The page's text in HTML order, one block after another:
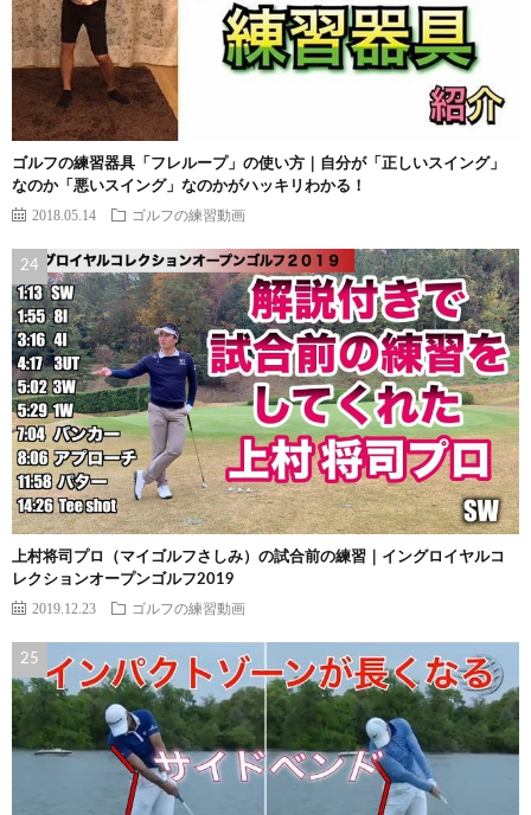
ゴルフの練習器具「フレループ」の使い方｜自分が「正しいスイング」
なのか「悪いスイング」なのかがハッキリわかる！
2018.05.14 ゴルフの練習動画
上村将司プロ（マイゴルフさしみ）の試合前の練習｜イングロイヤルコ
レクションオープンゴルフ2019
2019.12.23 ゴルフの練習動画